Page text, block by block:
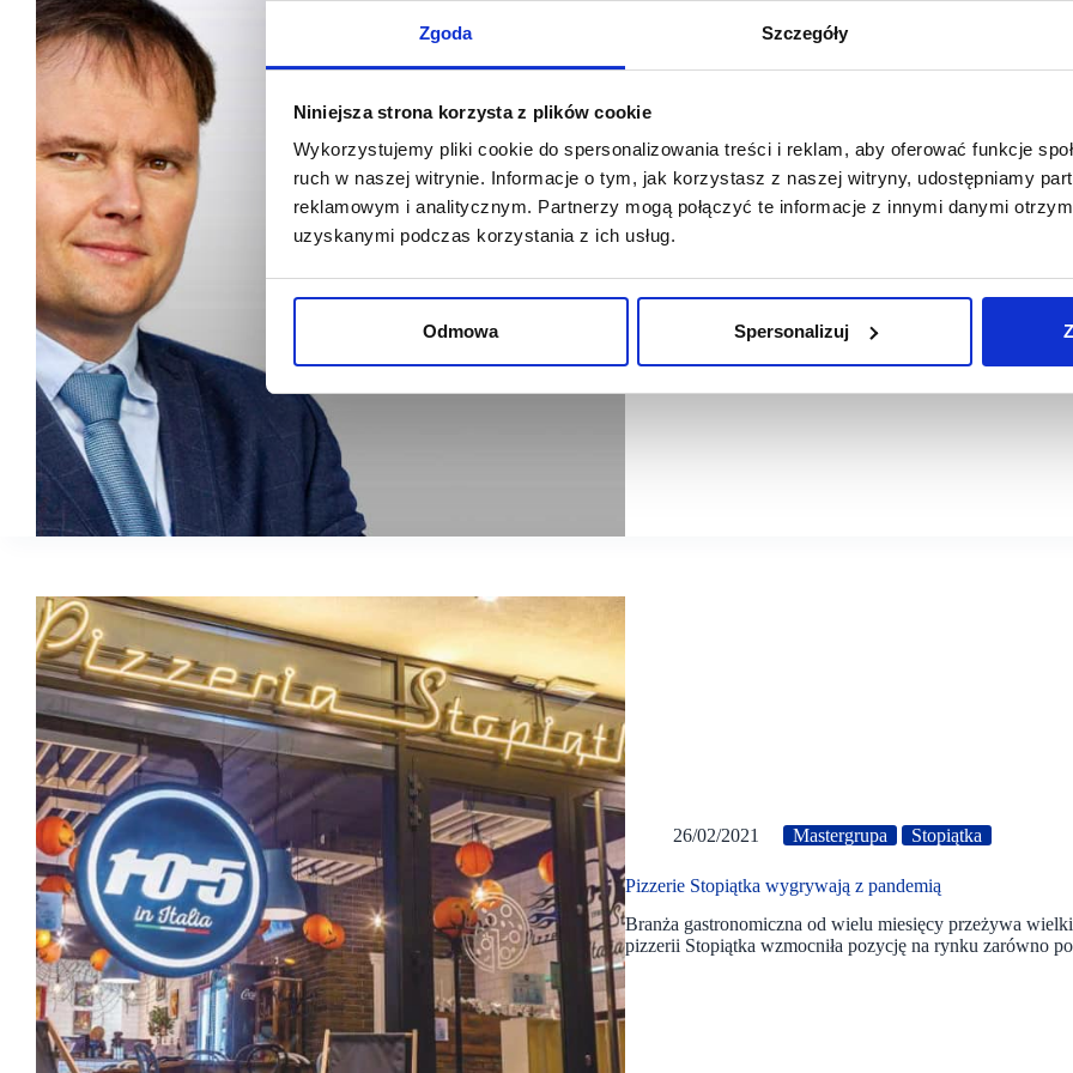
Zgoda Szczegóły
Niniejsza strona korzysta z plików cookie
Wykorzystujemy pliki cookie do spersonalizowania treści i reklam, aby oferować funkcje
ruch w naszej witrynie. Informacje o tym, jak korzystasz z naszej witryny, udostępniamy
reklamowym i analitycznym. Partnerzy mogą połączyć te informacje z innymi danymi
uzyskanymi podczas korzystania z ich usług.
Odmowa Spersonalizuj
11/03/2021 Mastergrupa Stopiątka
[WYWIAD] Marcin Ciesielski, Mastergrupa: nigdy nie
Nigdy nie było tak łatwo pozyskać dobry lokal w dobrej
na rynku tak łatwo nie negocjowało się z właścicielami
26/02/2021 Mastergrupa Stopiątka
Pizzerie Stopiątka wygrywają z pandemią
Branża gastronomiczna od wielu miesięcy przeżywa
pizzerii Stopiątka wzmocniła pozycję na rynku zarówno